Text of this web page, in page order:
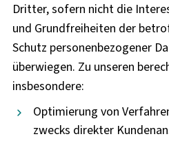
Dritter, sofern nicht die
und Grundfreiheiten der
Schutz personenbezogener
überwiegen. Zu unseren
insbesondere:
Optimierung von
zwecks direkter